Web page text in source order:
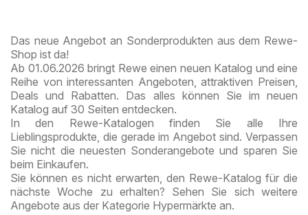
Das neue Angebot an Sonderprodukten aus dem Rewe-
Shop ist da!
Ab 01.06.2026 bringt Rewe einen neuen Katalog und eine
Reihe von interessanten Angeboten, attraktiven Preisen,
Deals und Rabatten. Das alles können Sie im neuen
Katalog auf 30 Seiten entdecken.
In den Rewe-Katalogen finden Sie alle Ihre
Lieblingsprodukte, die gerade im Angebot sind. Verpassen
Sie nicht die neuesten Sonderangebote und sparen Sie
beim Einkaufen.
Sie können es nicht erwarten, den Rewe-Katalog für die
nächste Woche zu erhalten? Sehen Sie sich weitere
Angebote aus der Kategorie Hypermärkte an.